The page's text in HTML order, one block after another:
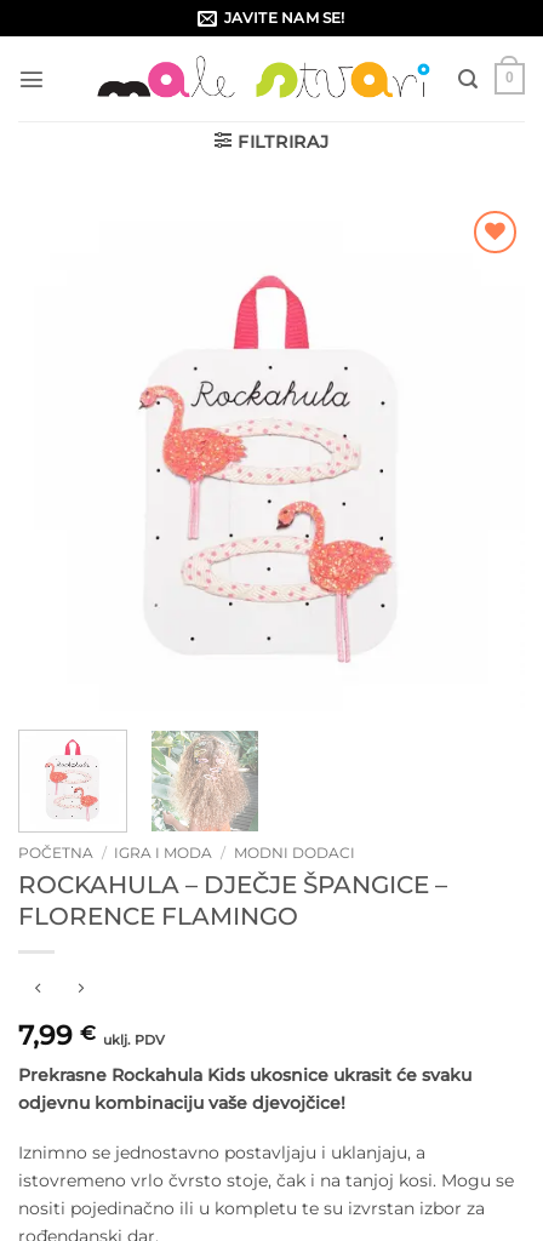
to
content
JAVITE NAM SE!
0
FILTRIRAJ
POČETNA / IGRA I MODA / MODNI DODACI
ROCKAHULA – DJEČJE ŠPANGICE –
FLORENCE FLAMINGO
7,99 € uklj. PDV
Prekrasne Rockahula Kids ukosnice ukrasit će svaku
odjevnu kombinaciju vaše djevojčice!
Iznimno se jednostavno postavljaju i uklanjaju, a
istovremeno vrlo čvrsto stoje, čak i na tanjoj kosi. Mogu se
nositi pojedinačno ili u kompletu te su izvrstan izbor za